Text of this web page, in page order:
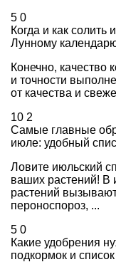
5 0
Когда и как солить
Лунному
Конечно, качество
и точности
от качества и
10 2
Самые главные
июле: удобный
Ловите июльский
ваших растений! В
растений
пероноспороз, ...
5 0
Какие удобрения
подкормок и